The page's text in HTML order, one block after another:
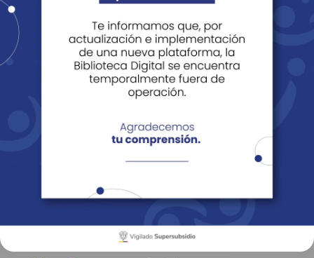
Revista Fácil Vivir
Sedes Directorio Servicios En Línea